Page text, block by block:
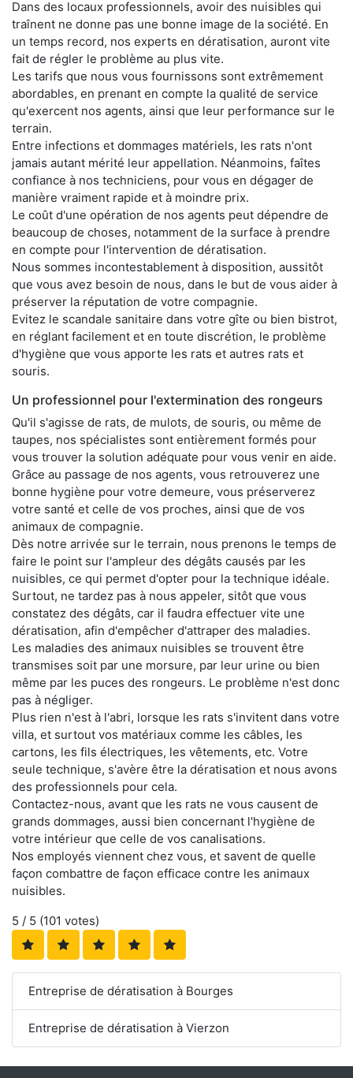
Dans des locaux professionnels, avoir des nuisibles qui
traînent ne donne pas une bonne image de la société. En
un temps record, nos experts en dératisation, auront vite
fait de régler le problème au plus vite.
Les tarifs que nous vous fournissons sont extrêmement
abordables, en prenant en compte la qualité de service
qu'exercent nos agents, ainsi que leur performance sur le
terrain.
Entre infections et dommages matériels, les rats n'ont
jamais autant mérité leur appellation. Néanmoins, faîtes
confiance à nos techniciens, pour vous en dégager de
manière vraiment rapide et à moindre prix.
Le coût d'une opération de nos agents peut dépendre de
beaucoup de choses, notamment de la surface à prendre
en compte pour l'intervention de dératisation.
Nous sommes incontestablement à disposition, aussitôt
que vous avez besoin de nous, dans le but de vous aider à
préserver la réputation de votre compagnie.
Evitez le scandale sanitaire dans votre gîte ou bien bistrot,
en réglant facilement et en toute discrétion, le problème
d'hygiène que vous apporte les rats et autres rats et
souris.
Un professionnel pour l'extermination des rongeurs
Qu'il s'agisse de rats, de mulots, de souris, ou même de
taupes, nos spécialistes sont entièrement formés pour
vous trouver la solution adéquate pour vous venir en aide.
Grâce au passage de nos agents, vous retrouverez une
bonne hygiène pour votre demeure, vous préserverez
votre santé et celle de vos proches, ainsi que de vos
animaux de compagnie.
Dès notre arrivée sur le terrain, nous prenons le temps de
faire le point sur l'ampleur des dégâts causés par les
nuisibles, ce qui permet d'opter pour la technique idéale.
Surtout, ne tardez pas à nous appeler, sitôt que vous
constatez des dégâts, car il faudra effectuer vite une
dératisation, afin d'empêcher d'attraper des maladies.
Les maladies des animaux nuisibles se trouvent être
transmises soit par une morsure, par leur urine ou bien
même par les puces des rongeurs. Le problème n'est donc
pas à négliger.
Plus rien n'est à l'abri, lorsque les rats s'invitent dans votre
villa, et surtout vos matériaux comme les câbles, les
cartons, les fils électriques, les vêtements, etc. Votre
seule technique, s'avère être la dératisation et nous avons
des professionnels pour cela.
Contactez-nous, avant que les rats ne vous causent de
grands dommages, aussi bien concernant l'hygiène de
votre intérieur que celle de vos canalisations.
Nos employés viennent chez vous, et savent de quelle
façon combattre de façon efficace contre les animaux
nuisibles.
5 / 5 (101 votes)
Entreprise de dératisation à Bourges
Entreprise de dératisation à Vierzon